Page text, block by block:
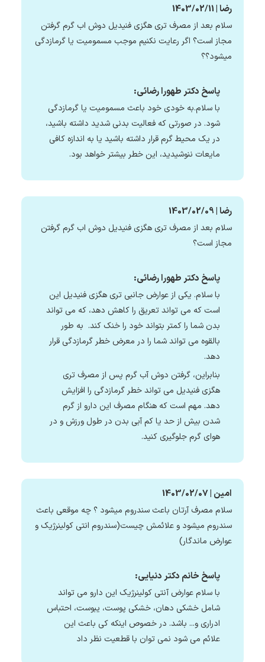
رضا | 1403/02/11
سلام بعد از مصرف تری هگزی فنیدیل دوش اب گرم گرفتن
مجاز است؟ اگر رعایت نکنیم موجب مسمومیت یا گرمازدگی
میشود؟؟
پاسخ دکتر طهورا رضائی:
با سلام.به خودی خود باعث مسمومیت یا گرمازدگی
شود. در صورتی که فعالیت بدنی شدید داشته باشید،
در یک محیط گرم قرار داشته باشید یا به اندازه کافی
مایعات ننوشیدید، این خطر بیشتر خواهد بود.
رضا | 1403/02/09
سلام بعد از مصرف تری هگزی فنیدیل دوش اب گرم گرفتن
مجاز است؟
پاسخ دکتر طهورا رضائی:
با سلام. یکی از عوارض جانبی تری هگزی فنیدیل این
است که می تواند تعریق را کاهش دهد، که می تواند
بدن شما را کمتر بتواند خود را خنک کند. به طور
بالقوه می تواند شما را در معرض خطر گرمازدگی قرار
دهد.
بنابراین، گرفتن دوش آب گرم پس از مصرف تری
هگزی فنیدیل می تواند خطر گرمازدگی را افزایش
دهد. مهم است که هنگام مصرف این دارو از گرم
شدن بیش از حد یا کم آبی بدن در طول ورزش و در
هوای گرم جلوگیری کنید.
امین | 1403/02/07
سلام مصرف آرتان باعث سندروم میشود ؟ چه موقعی باعث
سندروم میشود و علائمش چیست(سندروم انتی کولینرژیک و
عوارض ماندگار)
پاسخ خانم دکتر دنیایی:
با سلام عوارض آنتی کولینرژیک این دارو می تواند
شامل خشکی دهان، خشکی پوست، یبوست، احتباس
ادراری و... باشد. در خصوص اینکه کی باعث این
علائم می شود نمی توان با قطعیت نظر داد